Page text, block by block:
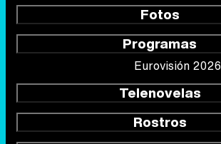
Fotos
Programas
Eurovisión 2026
Telenovelas
Rostros